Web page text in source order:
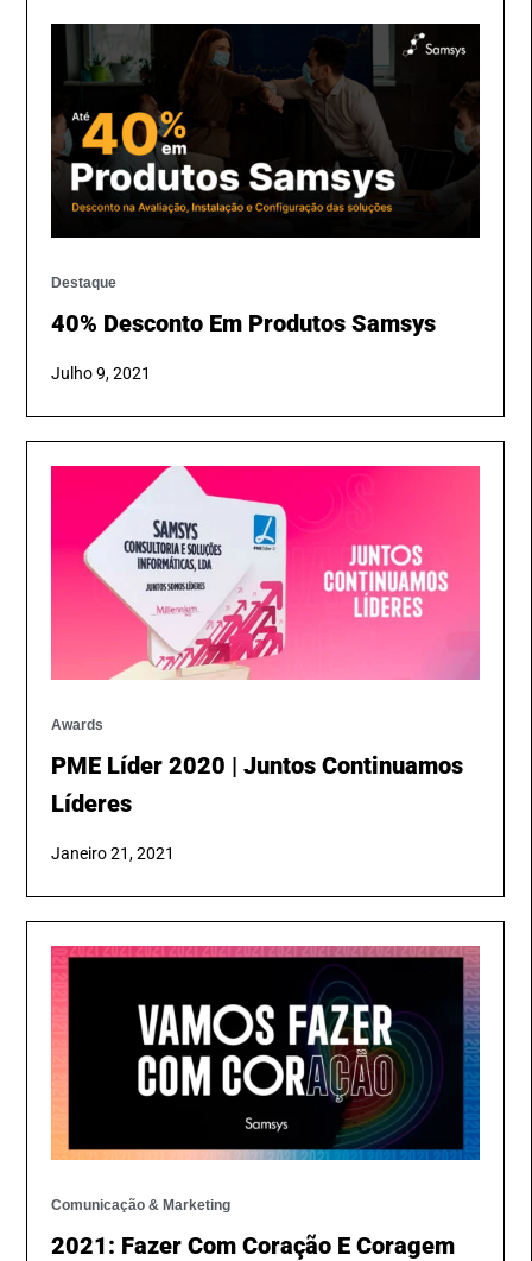
Destaque
40% Desconto Em Produtos Samsys
Julho 9, 2021
Awards
PME Líder 2020 | Juntos Continuamos
Líderes
Janeiro 21, 2021
Comunicação & Marketing
2021: Fazer Com Coração E Coragem